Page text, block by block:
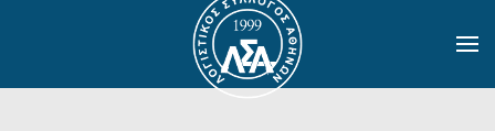
Skip to main content